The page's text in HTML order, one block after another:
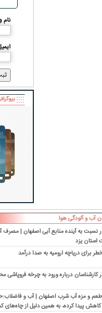
نام
آب و آلودگی هوا
نسبت به آینده منابع آبی اصفهان |
یزد
برای دریاچه ارومیه به صدا درآمد
کارشناسان درباره ورود به چرخه فروپاشی
طعم و مزه آب شرب اصفهان | آب و
پیدا کرده، به همین دلیل از چاه‌های